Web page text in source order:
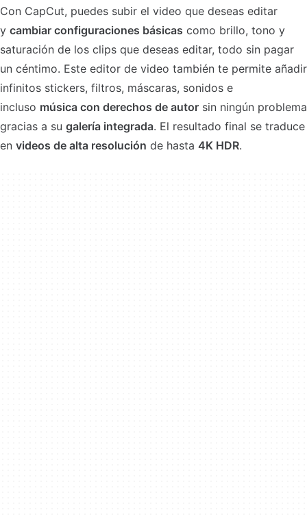
Con CapCut, puedes subir el video que deseas editar
y cambiar configuraciones básicas como brillo, tono y
saturación de los clips que deseas editar, todo sin pagar
un céntimo. Este editor de video también te permite añadir
infinitos stickers, filtros, máscaras, sonidos e
incluso música con derechos de autor sin ningún problema
gracias a su galería integrada. El resultado final se traduce
en videos de alta resolución de hasta 4K HDR.